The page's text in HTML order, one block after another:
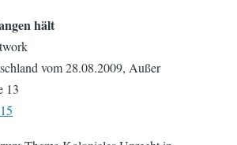
hält
vom 28.08.2009, Außer
13